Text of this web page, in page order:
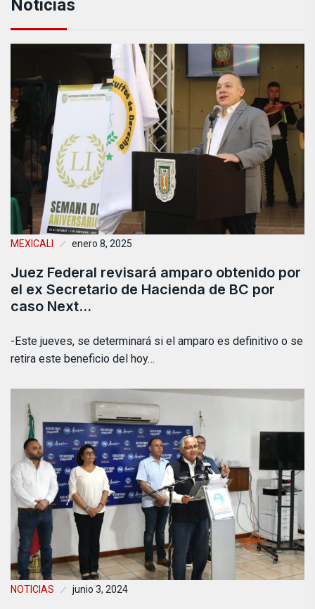
Noticias
MEXICALI enero 8, 2025
Juez Federal revisará amparo obtenido por
el ex Secretario de Hacienda de BC por
caso Next…
-Este jueves, se determinará si el amparo es definitivo o se
retira este beneficio del hoy…
NOTICIAS junio 3, 2024